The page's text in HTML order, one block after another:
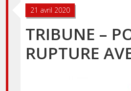
21 avril 2020
TRIBUNE –
RUPTURE